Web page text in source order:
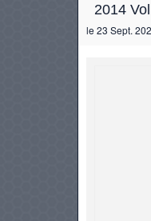
2014
le 23 Sept.